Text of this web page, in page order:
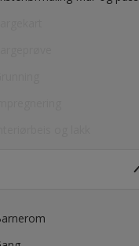
Barnerom